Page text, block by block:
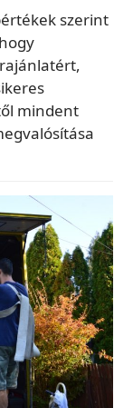
szerint
mindent